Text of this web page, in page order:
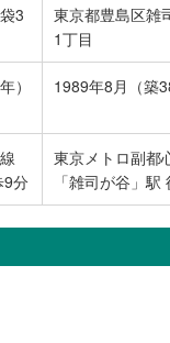
3
東京都豊島区雑
1丁目
） 1989年8月（築
9分
東京メトロ副都
「雑司が谷」駅
分